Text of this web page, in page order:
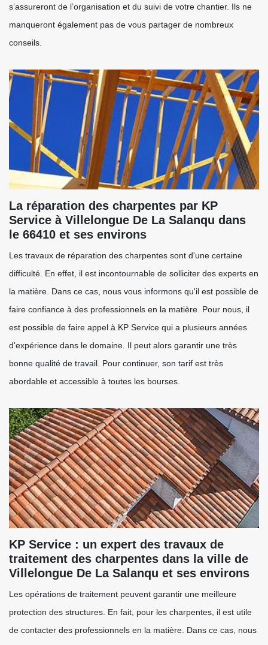
s’assureront de l’organisation et du suivi de votre chantier. Ils ne
manqueront également pas de vous partager de nombreux
conseils.
La réparation des charpentes par KP
Service à Villelongue De La Salanqu dans
le 66410 et ses environs
Les travaux de réparation des charpentes sont d'une certaine
difficulté. En effet, il est incontournable de solliciter des experts en
la matière. Dans ce cas, nous vous informons qu'il est possible de
faire confiance à des professionnels en la matière. Pour nous, il
est possible de faire appel à KP Service qui a plusieurs années
d'expérience dans le domaine. Il peut alors garantir une très
bonne qualité de travail. Pour continuer, son tarif est très
abordable et accessible à toutes les bourses.
KP Service : un expert des travaux de
traitement des charpentes dans la ville de
Villelongue De La Salanqu et ses environs
Les opérations de traitement peuvent garantir une meilleure
protection des structures. En fait, pour les charpentes, il est utile
de contacter des professionnels en la matière. Dans ce cas, nous